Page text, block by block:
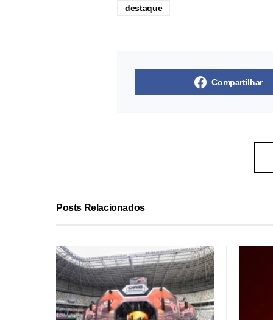
destaque
Compartilhar
Posts Relacionados